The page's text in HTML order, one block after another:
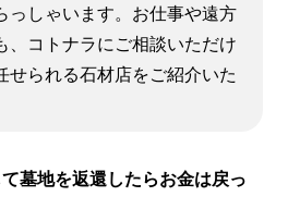
っしゃいます。お仕事や遠方
、コトナラにご相談いただけ
せられる石材店をご紹介いた
墓地を返還したらお金は戻っ